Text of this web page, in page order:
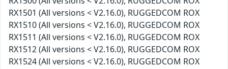
RX1501 (All versions < V2.16.0), RUGGEDCOM ROX
RX1510 (All versions < V2.16.0), RUGGEDCOM ROX
RX1511 (All versions < V2.16.0), RUGGEDCOM ROX
RX1512 (All versions < V2.16.0), RUGGEDCOM ROX
RX1524 (All versions < V2.16.0), RUGGEDCOM ROX